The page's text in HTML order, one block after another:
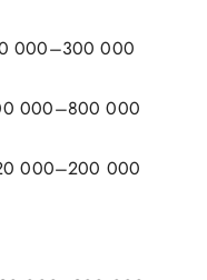
000–300 000
000–800 000
000–200 000